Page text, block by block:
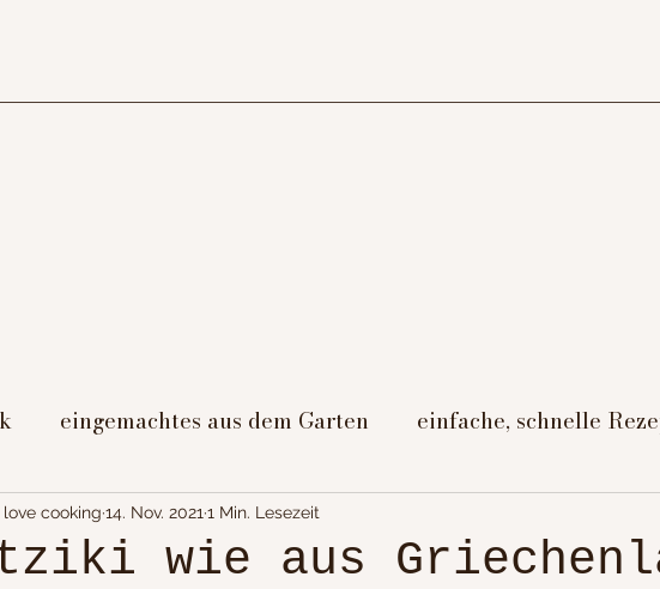
eingemachtes aus dem Garten einfache, schnelle
Dessert/Nachtisch Beilagen gut
wie aus
cooking 14. Nov. 2021 1 Min. Lesezeit